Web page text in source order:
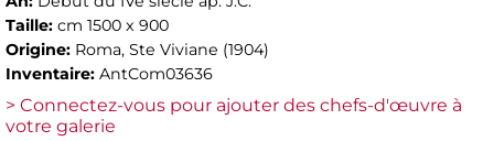
Taille: cm 1500 x 900
Origine: Roma, Ste Viviane (1904)
Inventaire: AntCom03636
> Connectez-vous pour ajouter des chefs-d'œuvre à
votre galerie